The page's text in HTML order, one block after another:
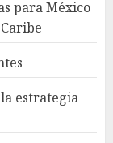
para México
la estrategia